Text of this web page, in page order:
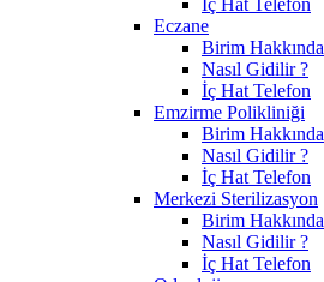
Eczane
Birim Hakkında
Nasıl Gidilir ?
İç Hat Telefon
Emzirme Polikliniği
Birim Hakkında
Nasıl Gidilir ?
İç Hat Telefon
Merkezi Sterilizasyon
Birim Hakkında
Nasıl Gidilir ?
İç Hat Telefon